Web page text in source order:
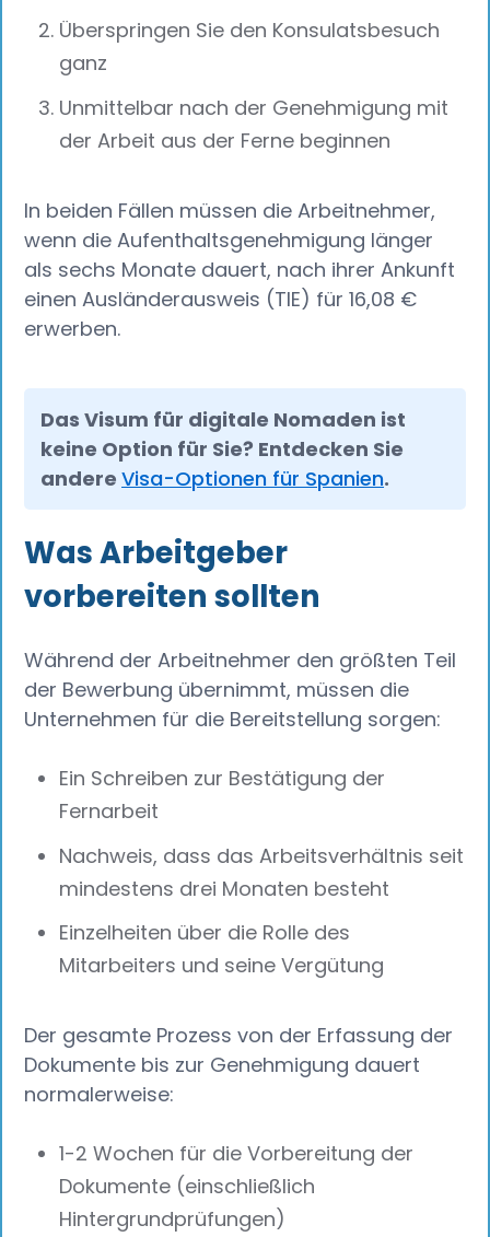
Überspringen Sie den Konsulatsbesuch
ganz
Unmittelbar nach der Genehmigung mit
der Arbeit aus der Ferne beginnen
In beiden Fällen müssen die Arbeitnehmer,
wenn die Aufenthaltsgenehmigung länger
als sechs Monate dauert, nach ihrer Ankunft
einen Ausländerausweis (TIE) für 16,08 €
erwerben.
Das Visum für digitale Nomaden ist
keine Option für Sie? Entdecken Sie
andereVisa-Optionen für Spanien.
Was Arbeitgeber
vorbereiten sollten
Während der Arbeitnehmer den größten Teil
der Bewerbung übernimmt, müssen die
Unternehmen für die Bereitstellung sorgen:
Ein Schreiben zur Bestätigung der
Fernarbeit
Nachweis, dass das Arbeitsverhältnis seit
mindestens drei Monaten besteht
Einzelheiten über die Rolle des
Mitarbeiters und seine Vergütung
Der gesamte Prozess von der Erfassung der
Dokumente bis zur Genehmigung dauert
normalerweise:
1-2 Wochen für die Vorbereitung der
Dokumente (einschließlich
Hintergrundprüfungen)